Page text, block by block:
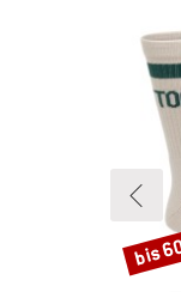
Rabatt
bis